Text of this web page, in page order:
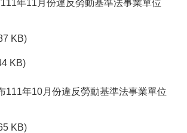
年11月份違反勞動基準法事業單位
KB)
KB)
111年10月份違反勞動基準法事業單位
KB)